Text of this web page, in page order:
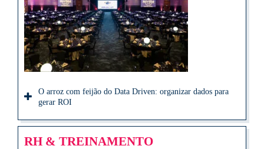
O arroz com feijão do Data Driven: organizar dados para
gerar ROI
RH & TREINAMENTO